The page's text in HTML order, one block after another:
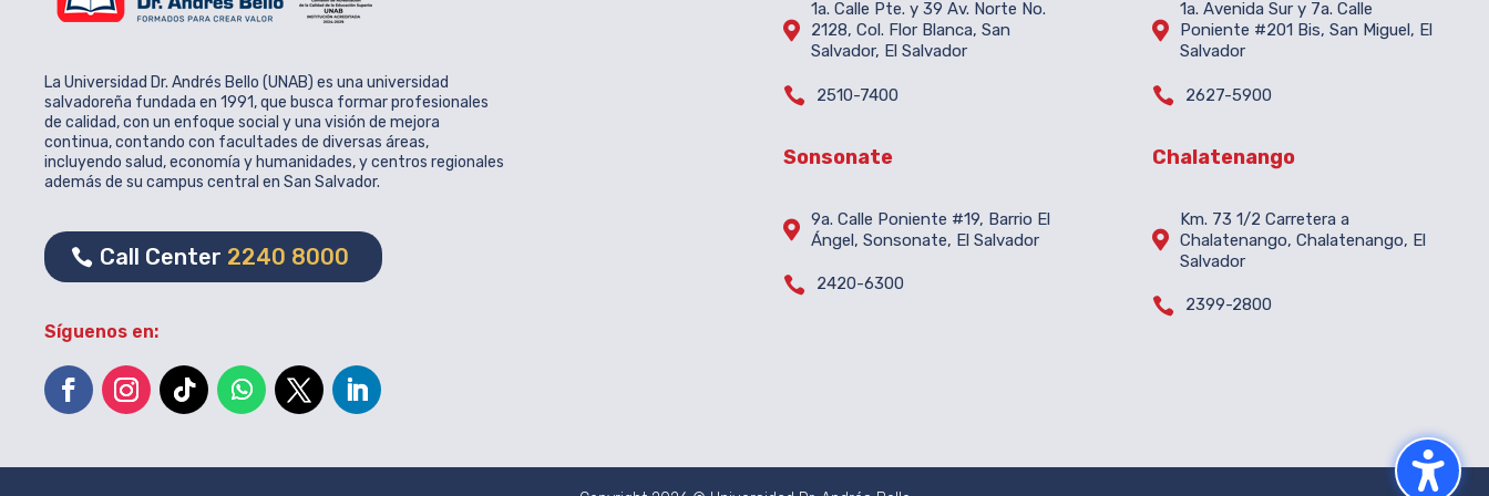
La Universidad Dr. Andrés Bello (UNAB) es una universidad
salvadoreña fundada en 1991, que busca formar profesionales
de calidad, con un enfoque social y una visión de mejora
continua, contando con facultades de diversas áreas,
incluyendo salud, economía y humanidades, y centros regionales
además de su campus central en San Salvador.
Call Center 2240 8000
Síguenos en:

1a. Calle Pte. y 39 Av. Norte No.
2128, Col. Flor Blanca, San
Salvador, El Salvador
 2510-7400
Sonsonate
 9a. Calle Poniente #19, Barrio El
Ángel, Sonsonate, El Salvador
 2420-6300

1a. Avenida Sur y 7a. Calle
Poniente #201 Bis, San Miguel, El
Salvador
 2627-5900
Chalatenango

Km. 73 1/2 Carretera a
Chalatenango, Chalatenango, El
Salvador
 2399-2800